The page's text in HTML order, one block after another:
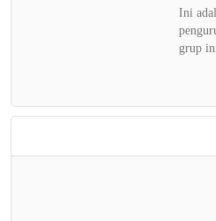
Ini
grup